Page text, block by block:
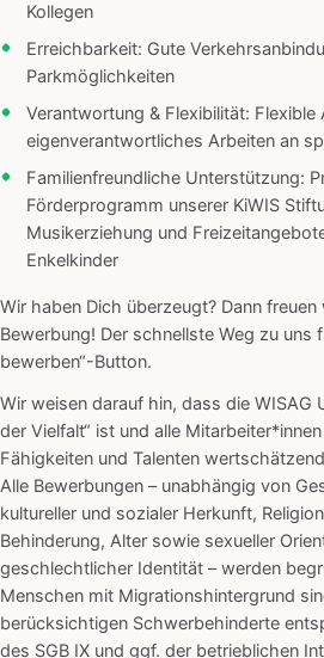
Kollegen
Erreichbarkeit: Gute
Parkmöglichkeiten
Verantwortung & Flexibilität: Flexible
eigenverantwortliches Arbeiten an
Familienfreundliche Unterstützung:
Förderprogramm unserer KiWIS
Musikerziehung und
Enkelkinder
Wir haben Dich überzeugt? Dann freuen
Bewerbung! Der schnellste Weg zu uns
bewerben“-Button.
Wir weisen darauf hin, dass die WISAG
der Vielfalt“ ist und alle
Fähigkeiten und Talenten
Alle Bewerbungen – unabhängig von
kultureller und sozialer Herkunft,
Behinderung, Alter sowie sexueller
geschlechtlicher Identität – werden
Menschen mit Migrationshintergrund
berücksichtigen Schwerbehinderte
des SGB IX und ggf. der betrieblichen